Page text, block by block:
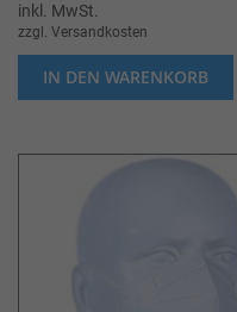
inkl. MwSt.
zzgl. Versandkosten
IN DEN WARENKORB